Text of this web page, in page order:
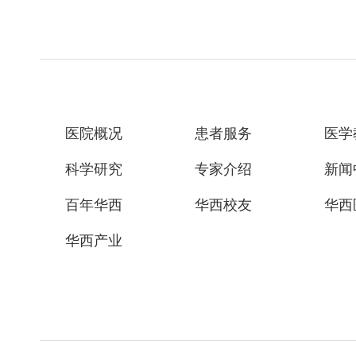
医院概况 患者服务 医
科学研究 专家介绍 新
百年华西 华西校友 华西
华西产业